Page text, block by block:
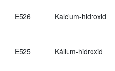
E526 Kalcium-hidroxid
E525 Kálium-hidroxid